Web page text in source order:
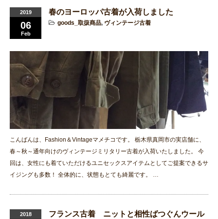
2019
06
Feb
春のヨーロッパ古着が入荷しました
goods_取扱商品, ヴィンテージ古着
こんばんは、Fashion＆Vintageマメチコです。 栃木県真岡市の実店舗に、
春～秋～通年向けのヴィンテージミリタリー古着が入荷いたしました。 今
回は、女性にも着ていただけるユニセックスアイテムとしてご提案できるサ
イジングも多数！ 全体的に、状態もとても綺麗です。 …
2018
フランス古着 ニットと相性ばつぐんウール